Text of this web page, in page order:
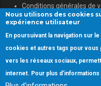
Conditions générales de
Mentions légales
Politique des données
Gestion des Cookies
Nous utilisons des cookies
expérience utilisateur
En poursuivant la navigation sur
cookies et autres tags pour
vers les réseaux sociaux,
internet. Pour plus